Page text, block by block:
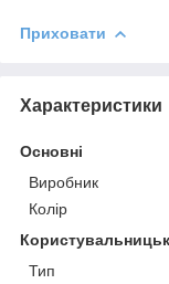
Приховати
Характеристики
Основні
Виробник
Колір
Тип